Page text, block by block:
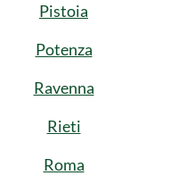
Pistoia
Potenza
Ravenna
Rieti
Roma